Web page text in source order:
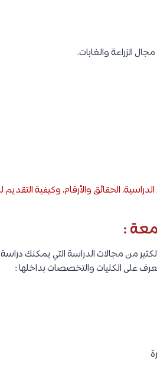
الحقائق والأرقام، وكيفية التقديم
:
من مجالات الدراسة التي يمكنك
على الكليات والتخصصات بداخلها :